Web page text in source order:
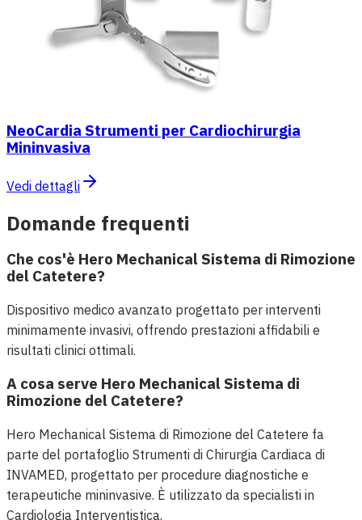
NeoCardia Strumenti per Cardiochirurgia
Mininvasiva
Vedi dettagli
Domande frequenti
Che cos'è Hero Mechanical Sistema di Rimozione
del Catetere?
Dispositivo medico avanzato progettato per interventi
minimamente invasivi, offrendo prestazioni affidabili e
risultati clinici ottimali.
A cosa serve Hero Mechanical Sistema di
Rimozione del Catetere?
Hero Mechanical Sistema di Rimozione del Catetere fa
parte del portafoglio Strumenti di Chirurgia Cardiaca di
INVAMED, progettato per procedure diagnostiche e
terapeutiche mininvasive. È utilizzato da specialisti in
Cardiologia Interventistica.